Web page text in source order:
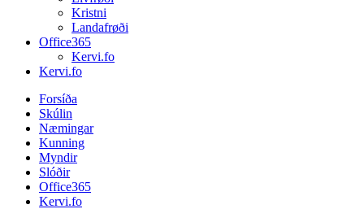
Kristni
Landafrøði
Office365
Kervi.fo
Kervi.fo
Forsíða
Skúlin
Næmingar
Kunning
Myndir
Slóðir
Office365
Kervi.fo